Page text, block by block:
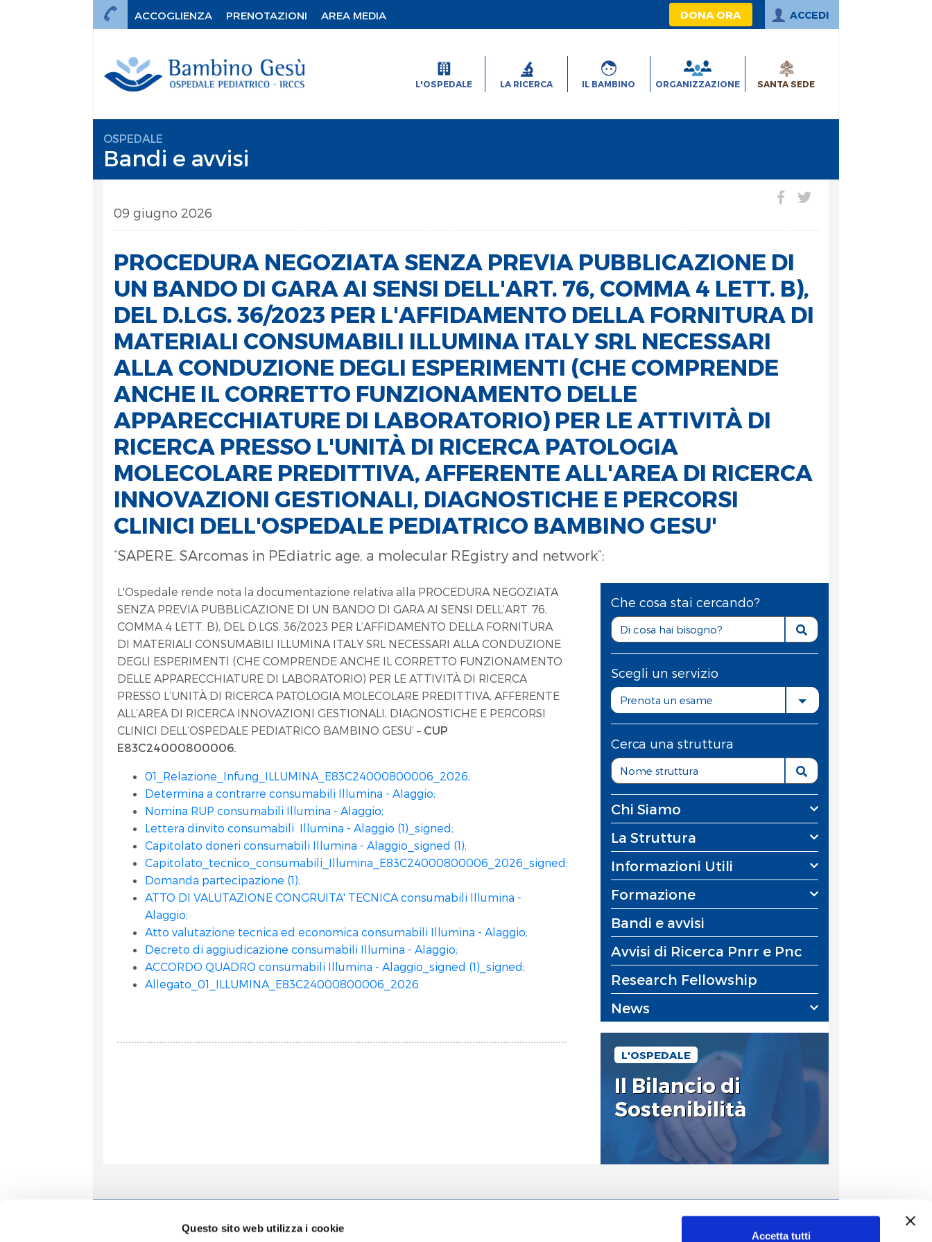
Questo sito web utilizza i cookie
Accetta tutti
ACCOGLIENZA PRENOTAZIONI AREA MEDIA DONA ORA ACCEDI
L'OSPEDALE LA RICERCA IL BAMBINO ORGANIZZAZIONE SANTA SEDE
OSPEDALE
Bandi e avvisi
09 giugno 2026
PROCEDURA NEGOZIATA SENZA PREVIA PUBBLICAZIONE DI
UN BANDO DI GARA AI SENSI DELL'ART. 76, COMMA 4 LETT. B),
DEL D.LGS. 36/2023 PER L'AFFIDAMENTO DELLA FORNITURA DI
MATERIALI CONSUMABILI ILLUMINA ITALY SRL NECESSARI
ALLA CONDUZIONE DEGLI ESPERIMENTI (CHE COMPRENDE
ANCHE IL CORRETTO FUNZIONAMENTO DELLE
APPARECCHIATURE DI LABORATORIO) PER LE ATTIVITÀ DI
RICERCA PRESSO L'UNITÀ DI RICERCA PATOLOGIA
MOLECOLARE PREDITTIVA, AFFERENTE ALL'AREA DI RICERCA
INNOVAZIONI GESTIONALI, DIAGNOSTICHE E PERCORSI
CLINICI DELL'OSPEDALE PEDIATRICO BAMBINO GESU'
“SAPERE. SArcomas in PEdiatric age, a molecular REgistry and network”;
L'Ospedale rende nota la documentazione relativa alla PROCEDURA NEGOZIATA
SENZA PREVIA PUBBLICAZIONE DI UN BANDO DI GARA AI SENSI DELL’ART. 76,
COMMA 4 LETT. B), DEL D.LGS. 36/2023 PER L’AFFIDAMENTO DELLA FORNITURA
DI MATERIALI CONSUMABILI ILLUMINA ITALY SRL NECESSARI ALLA CONDUZIONE
DEGLI ESPERIMENTI (CHE COMPRENDE ANCHE IL CORRETTO FUNZIONAMENTO
DELLE APPARECCHIATURE DI LABORATORIO) PER LE ATTIVITÀ DI RICERCA
PRESSO L’UNITÀ DI RICERCA PATOLOGIA MOLECOLARE PREDITTIVA, AFFERENTE
ALL’AREA DI RICERCA INNOVAZIONI GESTIONALI, DIAGNOSTICHE E PERCORSI
CLINICI DELL’OSPEDALE PEDIATRICO BAMBINO GESU’ – CUP
E83C24000800006.
01_Relazione_Infung_ILLUMINA_E83C24000800006_2026;
Determina a contrarre consumabili Illumina - Alaggio;
Nomina RUP consumabili Illumina - Alaggio;
Lettera dinvito consumabili Illumina - Alaggio (1)_signed;
Capitolato doneri consumabili Illumina - Alaggio_signed (1);
Capitolato_tecnico_consumabili_Illumina_E83C24000800006_2026_signed;
Domanda partecipazione (1);
ATTO DI VALUTAZIONE CONGRUITA' TECNICA consumabili Illumina -
Alaggio;
Atto valutazione tecnica ed economica consumabili Illumina - Alaggio;
Decreto di aggiudicazione consumabili Illumina - Alaggio;
ACCORDO QUADRO consumabili Illumina - Alaggio_signed (1)_signed;
Allegato_01_ILLUMINA_E83C24000800006_2026
Che cosa stai cercando?
Scegli un servizio
Prenota un esame
Cerca una struttura
Chi Siamo
La Struttura
Informazioni Utili
Formazione
Bandi e avvisi
Avvisi di Ricerca Pnrr e Pnc
Research Fellowship
News
L'OSPEDALE
Il Bilancio di
Sostenibilità
Il Bambino
Istituto per la salute